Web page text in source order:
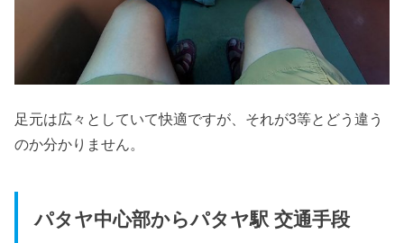
足元は広々としていて快適ですが、それが3等とどう違う
のか分かりません。
パタヤ中心部からパタヤ駅 交通手段